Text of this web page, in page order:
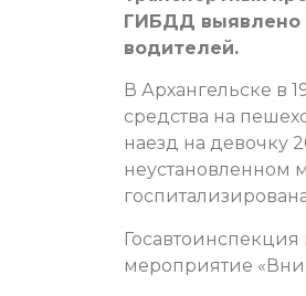
ГИБДД выявлено
водителей.
В Архангельске в
средства на
наезд на девочку
неустановленном
мероприятие